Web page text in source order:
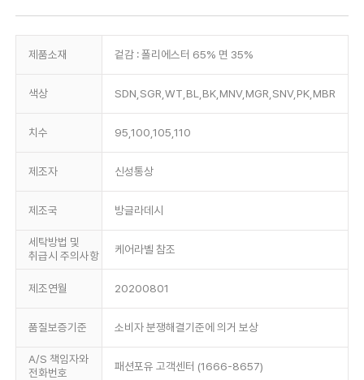
제품소재 겉감 : 폴리에스터 65% 면 35%
색상 SDN,SGR,WT,BL,BK,MNV,MGR,SNV,PK,MBR
치수 95,100,105,110
제조자 신성통상
제조국 방글라데시
세탁방법 및
취급시 주의사항
케어라벨 참조
제조연월 20200801
품질보증기준 소비자 분쟁해결기준에 의거 보상
A/S 책임자와
전화번호
패션포유 고객센터 (1666-8657)